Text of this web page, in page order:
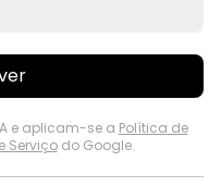
e aplicam-se a Política de
Serviçodo Google.